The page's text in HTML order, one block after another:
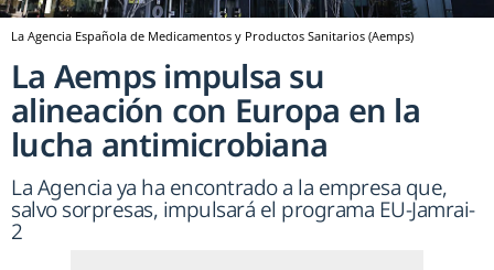
La Agencia Española de Medicamentos y Productos Sanitarios (Aemps)
La Aemps impulsa su
alineación con Europa en la
lucha antimicrobiana
La Agencia ya ha encontrado a la empresa que,
salvo sorpresas, impulsará el programa EU-Jamrai-
2